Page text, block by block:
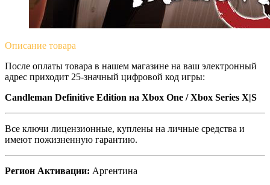
Описание товара
После оплаты товара в нашем магазине на ваш электронный
адрес приходит 25-значный цифровой код игры:
Candleman Definitive Edition на Xbox One / Xbox Series X|S
Все ключи лицензионные, куплены на личные средства и
имеют пожизненную гарантию.
Регион Активации: Аргентина